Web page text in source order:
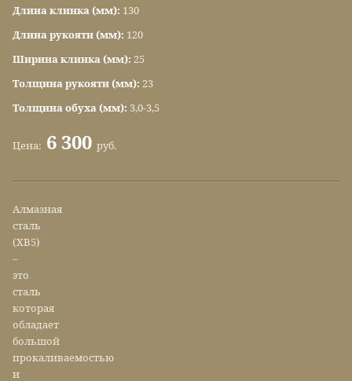
Длина клинка (мм): 130
Длина рукояти (мм): 120
Ширина клинка (мм): 25
Толщина рукояти (мм): 23
Толщина обуха (мм): 3,0-3,5
Цена: 6 300 руб.
Алмазная
сталь
(ХВ5)
–
это
сталь
которая
обладает
большой
прокаливаемостью
и